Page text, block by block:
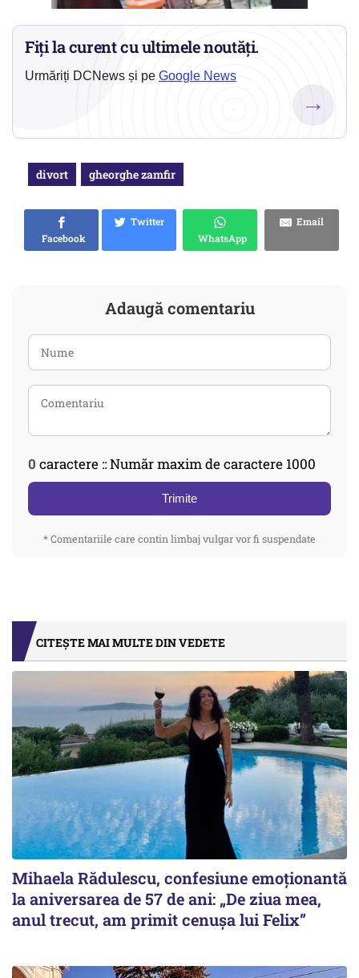
Fiți la curent cu ultimele noutăți.
Urmăriți DCNews și pe Google News
→
divort gheorghe zamfir
Facebook
Twitter
WhatsApp
Email
Adaugă comentariu
0 caractere :: Număr maxim de caractere 1000
Trimite
* Comentariile care contin limbaj vulgar vor fi suspendate
CITEȘTE MAI MULTE DIN VEDETE
Mihaela Rădulescu, confesiune emoționantă
la aniversarea de 57 de ani: „De ziua mea,
anul trecut, am primit cenușa lui Felix”